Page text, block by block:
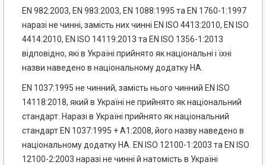
EN 982:2003, EN 983:2003, EN 1088:1995 та EN 1760-1:1997
наразі не чинні, замість них чинні EN ISO 4413:2010, EN ISO
4414:2010, EN ISO 14119:2013 та EN ISO 1356-1:2013
відповідно, які в Україні прийнято як національні і їхні
назви наведено в національному додатку НА.
EN 1037:1995 не чинний, замість нього чинний EN ISO
14118:2018, який в Україні не прийнято як національний
стандарт. Наразі в Україні прийнято як національний
стандарт EN 1037:1995 + А1:2008, його назву наведено в
національному додатку НА. EN ISO 12100-1:2003 та EN ISO
12100-2:2003 наразі не чинні й натомість в Україні